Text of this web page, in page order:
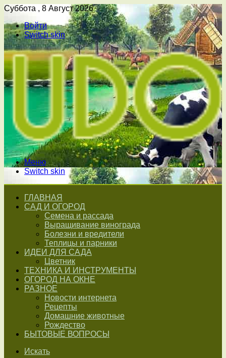
Суббота , 8 Август 2026
Войти
Switch skin
Меню
Switch skin
ГЛАВНАЯ
САД И ОГОРОД
Семена и рассада
Выращивание винограда
Болезни и вредители
Теплицы и парники
ИДЕИ ДЛЯ САДА
Цветник
ТЕХНИКА И ИНСТРУМЕНТЫ
ОГОРОД НА ОКНЕ
РАЗНОЕ
Новости интернета
Рецепты
Домашние животные
Рождество
БЫТОВЫЕ ВОПРОСЫ
Искать